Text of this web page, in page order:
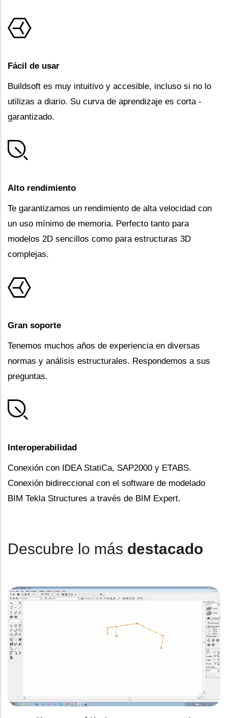
Fácil de usar
Buildsoft es muy intuitivo y accesible, incluso si no lo
utilizas a diario. Su curva de aprendizaje es corta -
garantizado.
Alto rendimiento
Te garantizamos un rendimiento de alta velocidad con
un uso mínimo de memoria. Perfecto tanto para
modelos 2D sencillos como para estructuras 3D
complejas.
Gran soporte
Tenemos muchos años de experiencia en diversas
normas y análisis estructurales. Respondemos a sus
preguntas.
Interoperabilidad
Conexión con IDEA StatiCa, SAP2000 y ETABS.
Conexión bidireccional con el software de modelado
BIM Tekla Structures a través de BIM Expert.
Descubre lo más destacado